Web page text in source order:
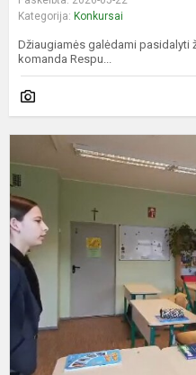
Kategorija: Konkursai
Džiaugiamės galėdami pasidalyti
komanda Respu...